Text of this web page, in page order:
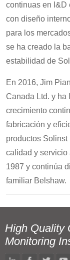
continuas en I&D
con diseño
para los
se ha creado la
estabilidad de
En 2016, Jim
Canada Ltd. y ha
crecimiento
fabricación y
productos
calidad y servicio
1987 y continúa
familiar Belshaw.
High Quality
Monitoring